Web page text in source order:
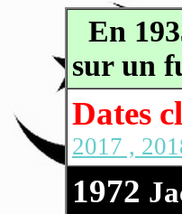
En
sur un
Dates
2017 ,
1972